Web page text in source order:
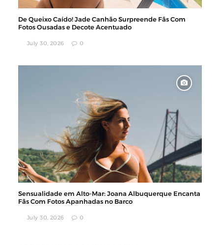
De Queixo Caído! Jade Canhão Surpreende Fãs Com
Fotos Ousadas e Decote Acentuado
July 30, 2026 0
Sensualidade em Alto-Mar: Joana Albuquerque Encanta
Fãs Com Fotos Apanhadas no Barco
July 30, 2026 0